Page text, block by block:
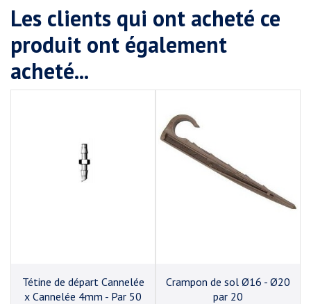
Les clients qui ont acheté ce
produit ont également
acheté...
Tétine de départ Cannelée
x Cannelée 4mm - Par 50
Crampon de sol Ø16 - Ø20
par 20